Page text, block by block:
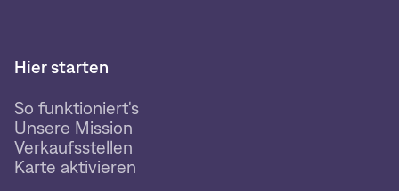
Hier starten
So funktioniert's
Unsere Mission
Verkaufsstellen
Karte aktivieren